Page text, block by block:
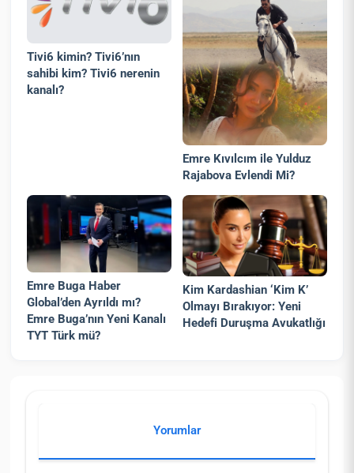
Tivi6 kimin? Tivi6’nın
sahibi kim? Tivi6 nerenin
kanalı?
Emre Kıvılcım ile Yulduz
Rajabova Evlendi Mi?
Emre Buga Haber
Global’den Ayrıldı mı?
Emre Buga’nın Yeni Kanalı
TYT Türk mü?
Kim Kardashian ‘Kim K’
Olmayı Bırakıyor: Yeni
Hedefi Duruşma Avukatlığı
Yorumlar